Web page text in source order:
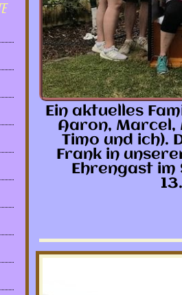
Ein aktuelles
Aaron, Marcel,
Timo und ich).
Frank in
Ehrengast